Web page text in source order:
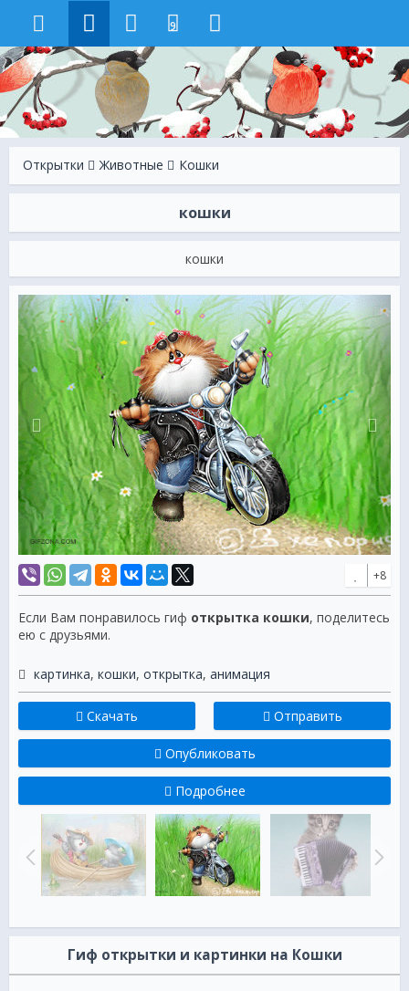
9
Открытки Животные Кошки
кошки
кошки
+8
Если Вам понравилось гиф открытка кошки, поделитесь
ею с друзьями.
картинка, кошки, открытка, анимация
Скачать Отправить
Опубликовать
Подробнее
Гиф открытки и картинки на Кошки